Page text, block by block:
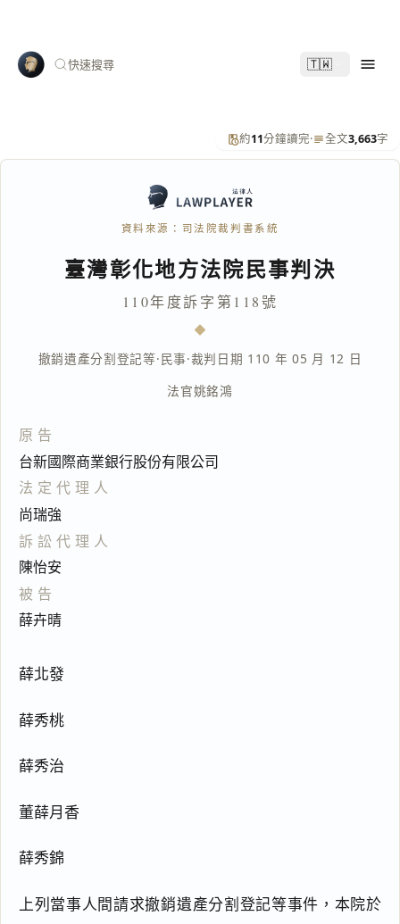
快速搜尋 🇹🇼
約11分鐘讀完· 全文3,663字
資料來源：司法院裁判書系統
臺灣彰化地方法院民事判決
110年度訴字第118號
撤銷遺產分割登記等·民事·裁判日期 110 年 05 月 12 日
法官姚銘鴻
原告
台新國際商業銀行股份有限公司
法定代理人
尚瑞強
訴訟代理人
陳怡安
被告
薛卉晴
薛北發
薛秀桃
薛秀治
董薛月香
薛秀錦
上列當事人間請求撤銷遺產分割登記等事件，本院於